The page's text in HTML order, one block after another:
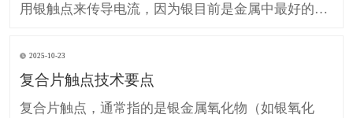
用银触点来传导电流，因为银目前是金属中最好的，
维修。 焊接前准备 去除严重烧伤的触点(通常称为银
饼)，
2025-10-23
复合片触点技术要点
复合片触点，通常指的是银金属氧化物（如银氧化